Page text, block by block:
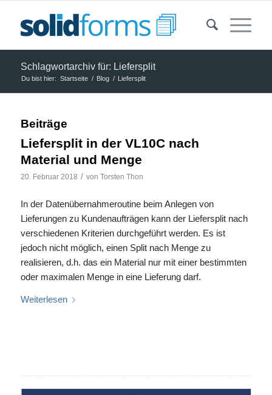
Schlagwortarchiv für: Liefersplit
Du bist hier: Startseite / Blog / Liefersplit
Beiträge
Liefersplit in der VL10C nach
Material und Menge
20. Februar 2018 / von Torsten Thon
In der Datenübernahmeroutine beim Anlegen von
Lieferungen zu Kundenaufträgen kann der Liefersplit nach
verschiedenen Kriterien durchgeführt werden. Es ist
jedoch nicht möglich, einen Split nach Menge zu
realisieren, d.h. das ein Material nur mit einer bestimmten
oder maximalen Menge in eine Lieferung darf.
Weiterlesen